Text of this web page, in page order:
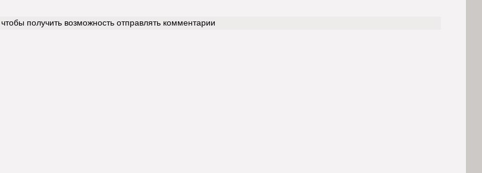
, чтобы получить возможность отправлять комментарии